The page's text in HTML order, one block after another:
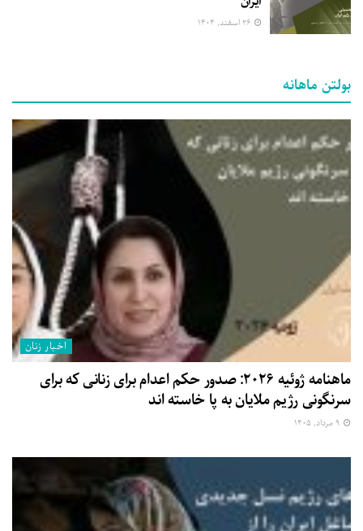
بولتن ماهانه
اخبار زنان
ماهنامه ژوئیه ۲۰۲۶: صدور حکم اعدام برای زنانی که برای
سرنگونی رژیم ملایان به پا خاسته اند